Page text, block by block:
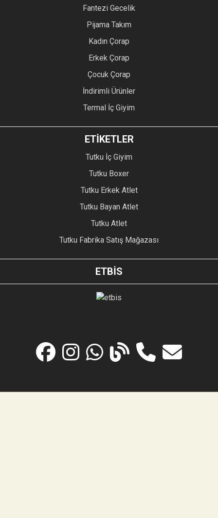
Fantezi Gecelik
Pijama Takım
Kadın Çorap
Erkek Çorap
Çocuk Çorap
İndirimli Ürünler
Termal İç Giyim
ETİKETLER
Tutku İç Giyim
Tutku Boxer
Tutku Erkek Atlet
Tutku Bayan Atlet
Tutku Atlet
Tutku Fabrika Satış Mağazası
ETBİS